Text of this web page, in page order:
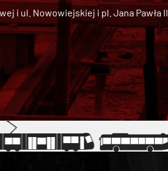
i ul. Nowowiejskiej i pl. Jana Pawła II.